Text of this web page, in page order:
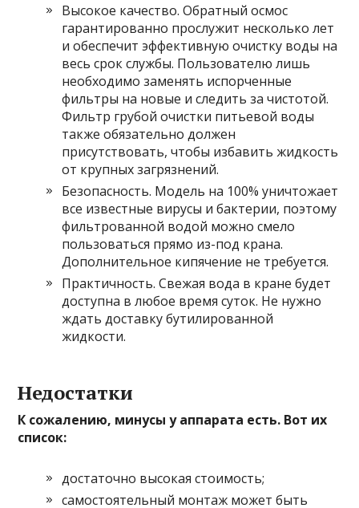
Высокое качество. Обратный осмос
гарантированно прослужит несколько лет
и обеспечит эффективную очистку воды на
весь срок службы. Пользователю лишь
необходимо заменять испорченные
фильтры на новые и следить за чистотой.
Фильтр грубой очистки питьевой воды
также обязательно должен
присутствовать, чтобы избавить жидкость
от крупных загрязнений.
Безопасность. Модель на 100% уничтожает
все известные вирусы и бактерии, поэтому
фильтрованной водой можно смело
пользоваться прямо из-под крана.
Дополнительное кипячение не требуется.
Практичность. Свежая вода в кране будет
доступна в любое время суток. Не нужно
ждать доставку бутилированной
жидкости.
Недостатки
К сожалению, минусы у аппарата есть. Вот их
список:
достаточно высокая стоимость;
самостоятельный монтаж может быть